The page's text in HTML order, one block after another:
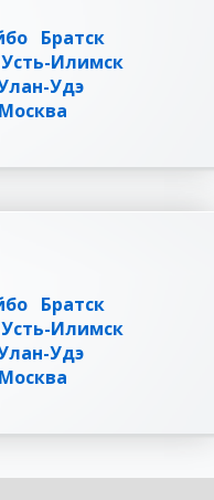
Братск
Усть-Илимск
Удэ
Москва
Братск
Усть-Илимск
Удэ
Москва